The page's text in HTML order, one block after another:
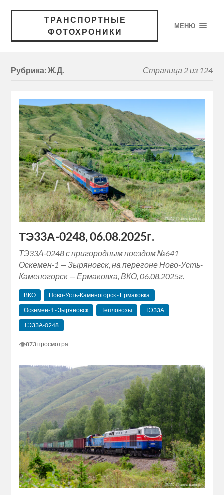
ТРАНСПОРТНЫЕ
ФОТОХРОНИКИ
МЕНЮ
Рубрика:Ж.Д. Страница 2 из 124
ТЭ33А-0248, 06.08.2025г.
ТЭ33А-0248 с пригородным поездом №641
Оскемен-1 — Зыряновск, на перегоне Ново-Усть-
Каменогорск — Ермаковка, ВКО, 06.08.2025г.
ВКО
Ново-Усть-Каменогорск - Ермаковка
Оскемен-1 - Зыряновск
Тепловозы
ТЭ33А
ТЭ33А-0248
👁873 просмотра